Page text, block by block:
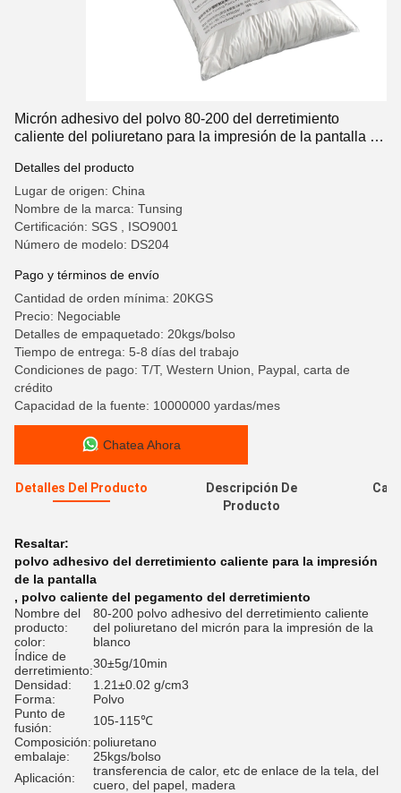
Micrón adhesivo del polvo 80-200 del derretimiento
caliente del poliuretano para la impresión de la pantalla de
Detalles del producto
Lugar de origen: China
Nombre de la marca: Tunsing
Certificación: SGS , ISO9001
Número de modelo: DS204
Pago y términos de envío
Cantidad de orden mínima: 20KGS
Precio: Negociable
Detalles de empaquetado: 20kgs/bolso
Tiempo de entrega: 5-8 días del trabajo
Condiciones de pago: T/T, Western Union, Paypal, carta de
crédito
Capacidad de la fuente: 10000000 yardas/mes
Chatea Ahora
Detalles Del Producto
Descripción De
Producto
Resaltar:
polvo adhesivo del derretimiento caliente para la impresión
de la pantalla
, polvo caliente del pegamento del derretimiento
Nombre del
producto:
80-200 polvo adhesivo del derretimiento caliente
del poliuretano del micrón para la impresión de la
color:
blanco
Índice de
derretimiento:30±5g/10min
Densidad:
1.21±0.02 g/cm3
Forma:
Polvo
Punto de
fusión:
105-115℃
Composición: poliuretano
embalaje:
25kgs/bolso
Aplicación:
transferencia de calor, etc de enlace de la tela, del
cuero, del papel, madera